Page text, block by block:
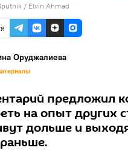
/ Elvin Ahmad
Оруджалиева
предложил
на опыт других
дольше и